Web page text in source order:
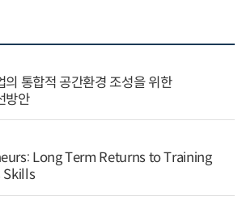
의 통합적 공간환경 조성을 위한
방안
Long Term Returns to Training
Skills